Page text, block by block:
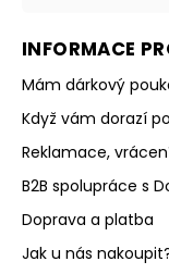
INFORMACE
Mám dárkový
Když vám dorazí
Reklamace,
B2B spolupráce s
Doprava a platba
Jak u nás